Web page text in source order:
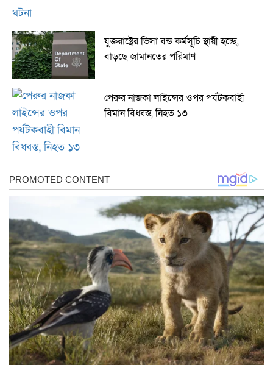
যুক্তরাষ্ট্রের ভিসা বন্ড কর্মসূচি স্থায়ী হচ্ছে,
বাড়ছে জামানতের পরিমাণ
পেরুর নাজকা লাইন্সের ওপর পর্যটকবাহী
বিমান বিধ্বস্ত, নিহত ১৩